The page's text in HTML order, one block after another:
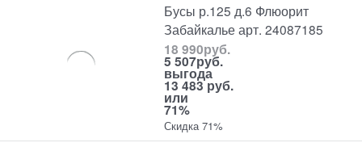
Бусы р.125 д.6 Флюорит
Забайкалье арт. 24087185
18 990руб.
5 507руб.
выгода
13 483 руб.
или
71%
Скидка 71%